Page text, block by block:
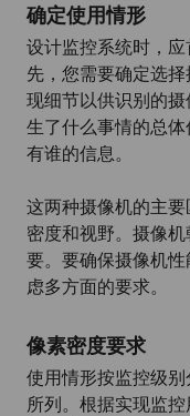
确定使用情形
设计监控系统时，
先，您需要确定选
现细节以供识别的
生了什么事情的总
有谁的信息。
这两种摄像机的主
密度和视野。摄像
要。要确保摄像机
虑多方面的要求。
像素密度要求
使用情形按监控级
所列。根据实现监